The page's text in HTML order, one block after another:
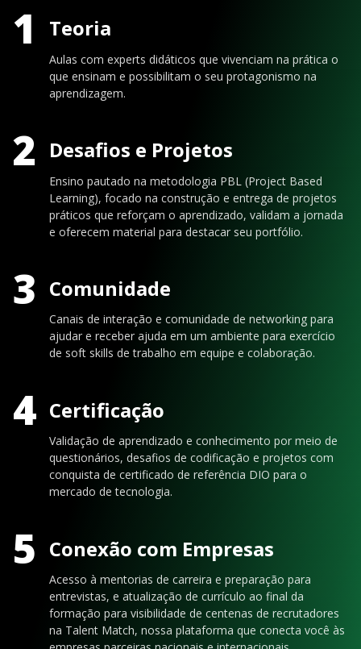
1 Teoria
Aulas com experts didáticos que vivenciam na prática o
que ensinam e possibilitam o seu protagonismo na
aprendizagem.
2 Desafios e Projetos
Ensino pautado na metodologia PBL (Project Based
Learning), focado na construção e entrega de projetos
práticos que reforçam o aprendizado, validam a jornada
e oferecem material para destacar seu portfólio.
3 Comunidade
Canais de interação e comunidade de networking para
ajudar e receber ajuda em um ambiente para exercício
de soft skills de trabalho em equipe e colaboração.
4 Certificação
Validação de aprendizado e conhecimento por meio de
questionários, desafios de codificação e projetos com
conquista de certificado de referência DIO para o
mercado de tecnologia.
5 Conexão com Empresas
Acesso à mentorias de carreira e preparação para
entrevistas, e atualização de currículo ao final da
formação para visibilidade de centenas de recrutadores
na Talent Match, nossa plataforma que conecta você às